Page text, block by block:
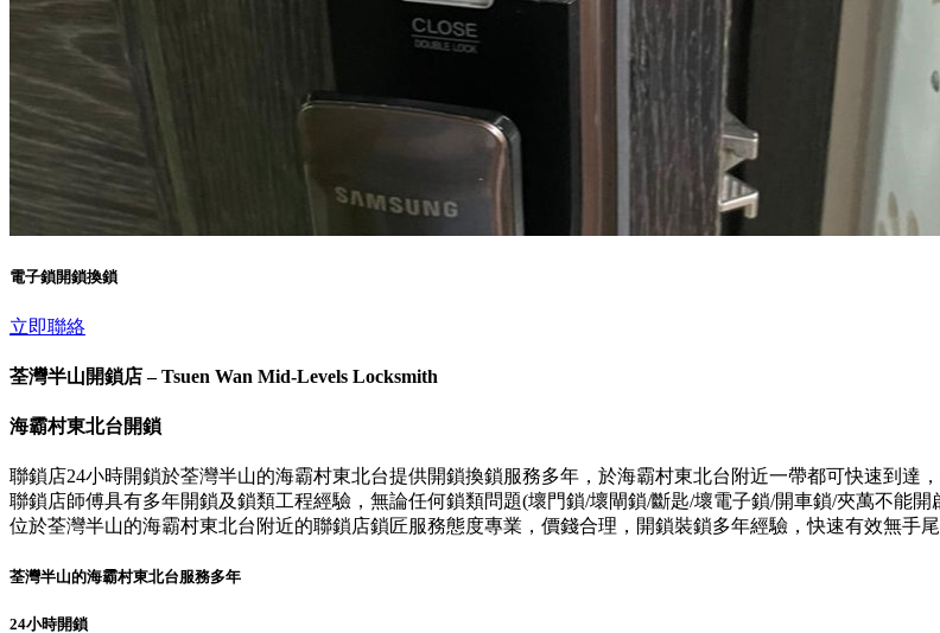
電子鎖開鎖換鎖
立即聯絡
荃灣半山開鎖店 – Tsuen Wan Mid-Levels Locksmith
海霸村東北台開鎖
聯鎖店24小時開鎖於荃灣半山的海霸村東北台提供開鎖換鎖服務多年，於海霸村東北台附近一帶都可快速到達
聯鎖店師傅具有多年開鎖及鎖類工程經驗，無論任何鎖類問題(壞門鎖/壞閘鎖/斷匙/壞電子鎖/開車鎖/夾萬不能
位於荃灣半山的海霸村東北台附近的聯鎖店鎖匠服務態度專業，價錢合理，開鎖裝鎖多年經驗，快速有效無手
荃灣半山的海霸村東北台服務多年
24小時開鎖